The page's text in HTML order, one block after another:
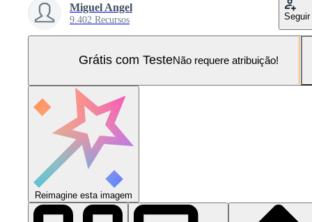
Miguel Angel
9.402 Recursos Seguir
Grátis com TesteNão requere atribuição!
Reimagine esta imagem